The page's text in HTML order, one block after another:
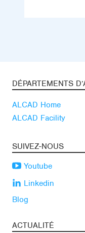
DÉPARTEMENTS
ALCAD Home
ALCAD Facility
SUIVEZ-NOUS
Youtube
Linkedin
Blog
ACTUALITÉ